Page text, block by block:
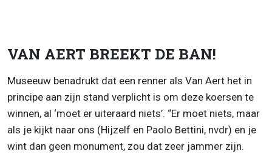
VAN AERT BREEKT DE BAN!
Museeuw benadrukt dat een renner als Van Aert het in
principe aan zijn stand verplicht is om deze koersen te
winnen, al ‘moet er uiteraard niets’. “Er moet niets, maar
als je kijkt naar ons (Hijzelf en Paolo Bettini, nvdr) en je
wint dan geen monument, zou dat zeer jammer zijn.